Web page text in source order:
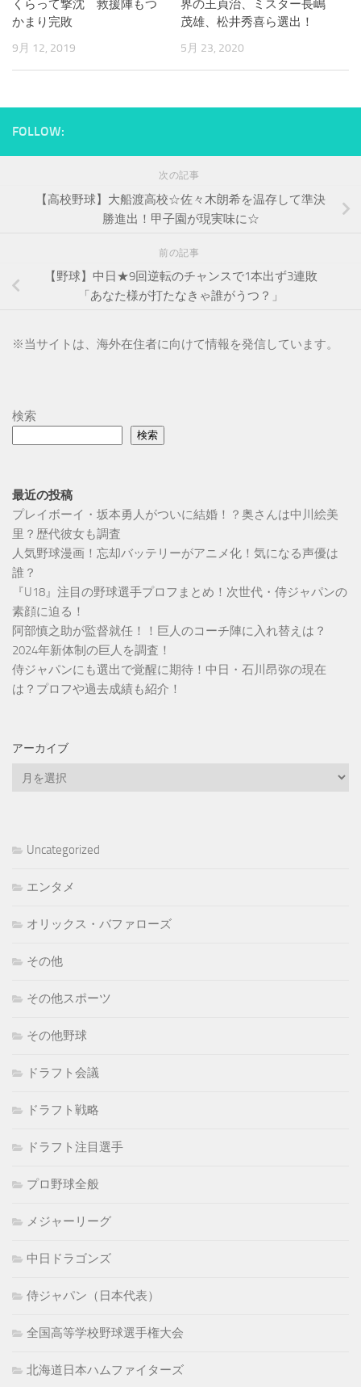
くらって撃沈 救援陣もつ
かまり完敗
9月 12, 2019
界の王貞治、ミスター長嶋
茂雄、松井秀喜ら選出！
5月 23, 2020
FOLLOW:
次の記事
【高校野球】大船渡高校☆佐々木朗希を温存して準決
勝進出！甲子園が現実味に☆
前の記事
【野球】中日★9回逆転のチャンスで1本出ず3連敗
「あなた様が打たなきゃ誰がうつ？」
※当サイトは、海外在住者に向けて情報を発信しています。
検索
検索
最近の投稿
プレイボーイ・坂本勇人がついに結婚！？奥さんは中川絵美
里？歴代彼女も調査
人気野球漫画！忘却バッテリーがアニメ化！気になる声優は
誰？
『U18』注目の野球選手プロフまとめ！次世代・侍ジャパンの
素顔に迫る！
阿部慎之助が監督就任！！巨人のコーチ陣に入れ替えは？
2024年新体制の巨人を調査！
侍ジャパンにも選出で覚醒に期待！中日・石川昂弥の現在
は？プロフや過去成績も紹介！
アーカイブ
ブ Uncategorized
エンタメ
オリックス・バファローズ
その他
その他スポーツ
その他野球
ドラフト会議
ドラフト戦略
ドラフト注目選手
プロ野球全般
メジャーリーグ
中日ドラゴンズ
侍ジャパン（日本代表）
全国高等学校野球選手権大会
北海道日本ハムファイターズ